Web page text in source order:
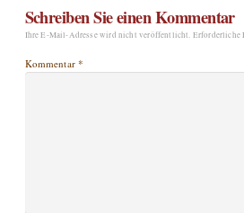
Schreiben Sie einen Kommentar
Ihre E-Mail-Adresse wird nicht veröffentlicht. Erforderliche
Kommentar*